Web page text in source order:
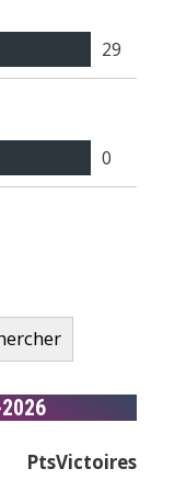
29
0
PtsVictoires